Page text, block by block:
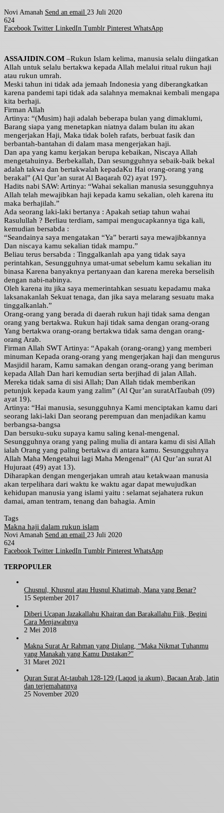
Novi Amanah Send an email 23 Juli 2020
624
Facebook Twitter LinkedIn Tumblr Pinterest WhatsApp
ASSAJIDIN.COM –Rukun Islam kelima, manusia selalu diingatkan
Allah untuk selalu bertakwa kepada Allah melalui ritual rukun haji
atau rukun umrah.
Meski tahun ini tidak ada jemaah Indonesia yang diberangkatkan
karena pandemi tapi tidak ada salahnya memaknai kembali mengapa
kita berhaji.
Firman Allah
Artinya: “(Musim) haji adalah beberapa bulan yang dimaklumi,
Barang siapa yang menetapkan niatnya dalam bulan itu akan
mengerjakan Haji, Maka tidak boleh rafats, berbuat fasik dan
berbantah-bantahan di dalam masa mengerjakan haji.
Dan apa yang kamu kerjakan berupa kebaikan, Niscaya Allah
mengetahuinya. Berbekallah, Dan sesungguhnya sebaik-baik bekal
adalah takwa dan bertakwalah kepadaKu Hai orang-orang yang
berakal” (Al Qur’an surat Al Baqarah 02) ayat 197).
Hadits nabi SAW: Artinya: “Wahai sekalian manusia sesungguhnya
Allah telah mewajibkan haji kepada kamu sekalian, oleh karena itu
maka berhajilah.”
Ada seorang laki-laki bertanya : Apakah setiap tahun wahai
Rasulullah ? Berliau terdiam, sampai mengucapkannya tiga kali,
kemudian bersabda :
“Seandainya saya mengatakan “Ya” berarti saya mewajibkannya
Dan niscaya kamu sekalian tidak mampu.”
Beliau terus bersabda : Tinggalkanlah apa yang tidak saya
perintahkan, Sesungguhnya umat-umat sebelum kamu sekalian itu
binasa Karena banyaknya pertanyaan dan karena mereka berselisih
dengan nabi-nabinya.
Oleh karena itu jika saya memerintahkan sesuatu kepadamu maka
laksanakanlah Sekuat tenaga, dan jika saya melarang sesuatu maka
tinggalkanlah.”
Orang-orang yang berada di daerah rukun haji tidak sama dengan
orang yang bertakwa. Rukun haji tidak sama dengan orang-orang
Yang bertakwa orang-orang bertakwa tidak sama dengan orang-
orang Arab.
Firman Allah SWT Artinya: “Apakah (orang-orang) yang memberi
minuman Kepada orang-orang yang mengerjakan haji dan mengurus
Masjidil haram, Kamu samakan dengan orang-orang yang beriman
kepada Allah Dan hari kemudian serta berjihad di jalan Allah.
Mereka tidak sama di sisi Allah; Dan Allah tidak memberikan
petunjuk kepada kaum yang zalim” (Al Qur’an suratAtTaubah (09)
ayat 19).
Artinya: “Hai manusia, sesungguhnya Kami menciptakan kamu dari
seorang laki-laki Dan seorang perempuan dan menjadikan kamu
berbangsa-bangsa
Dan bersuku-suku supaya kamu saling kenal-mengenal.
Sesungguhnya orang yang paling mulia di antara kamu di sisi Allah
ialah Orang yang paling bertakwa di antara kamu. Sesungguhnya
Allah Maha Mengetahui lagi Maha Mengenal” (Al Qur’an surat Al
Hujuraat (49) ayat 13).
Diharapkan dengan mengerjakan umrah atau ketakwaan manusia
akan terpelihara dari waktu ke waktu agar dapat mewujudkan
kehidupan manusia yang islami yaitu : selamat sejahatera rukun
damai, aman tentram, tenang dan bahagia. Amin
Tags
Makna haji dalam rukun islam
Novi Amanah Send an email 23 Juli 2020
624
Facebook Twitter LinkedIn Tumblr Pinterest WhatsApp
TERPOPULER
Chusnul, Khusnul atau Husnul Khatimah, Mana yang Benar?
15 September 2017
Diberi Ucapan Jazakallahu Khairan dan Barakallahu Fiik, Begini
Cara Menjawabnya
2 Mei 2018
Makna Surat Ar Rahman yang Diulang, “Maka Nikmat Tuhanmu
yang Manakah yang Kamu Dustakan?”
31 Maret 2021
Quran Surat At-taubah 128-129 (Laqod ja akum), Bacaan Arab, latin
dan terjemahannya
25 November 2020